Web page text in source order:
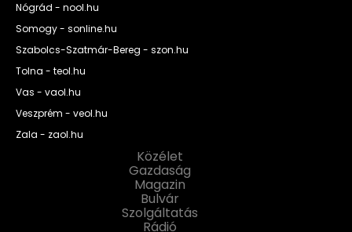
Nógrád - nool.hu
Somogy - sonline.hu
Szabolcs-Szatmár-Bereg - szon.hu
Tolna - teol.hu
Vas - vaol.hu
Veszprém - veol.hu
Zala - zaol.hu
Közélet
Gazdaság
Magazin
Bulvár
Szolgáltatás
Rádió